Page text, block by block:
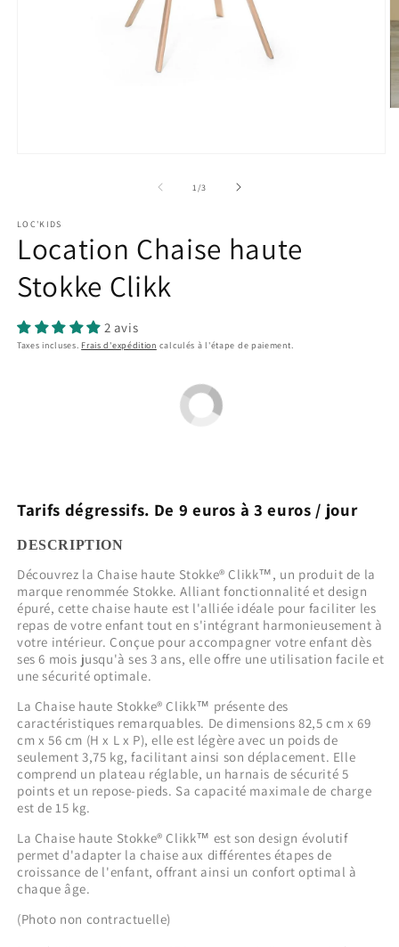
une
fenêtre
modale
1 /de
3
LOC'KIDS
Location Chaise haute
Stokke Clikk
2 avis
Taxes incluses. Frais d'expédition calculés à l'étape de paiement.
Tarifs dégressifs. De 9 euros à 3 euros / jour
DESCRIPTION
Découvrez la Chaise haute Stokke® Clikk™, un produit de la
marque renommée Stokke. Alliant fonctionnalité et design
épuré, cette chaise haute est l'alliée idéale pour faciliter les
repas de votre enfant tout en s'intégrant harmonieusement à
votre intérieur. Conçue pour accompagner votre enfant dès
ses 6 mois jusqu'à ses 3 ans, elle offre une utilisation facile et
une sécurité optimale.
La Chaise haute Stokke® Clikk™ présente des
caractéristiques remarquables. De dimensions 82,5 cm x 69
cm x 56 cm (H x L x P), elle est légère avec un poids de
seulement 3,75 kg, facilitant ainsi son déplacement. Elle
comprend un plateau réglable, un harnais de sécurité 5
points et un repose-pieds. Sa capacité maximale de charge
est de 15 kg.
La Chaise haute Stokke® Clikk™ est son design évolutif
permet d'adapter la chaise aux différentes étapes de
croissance de l'enfant, offrant ainsi un confort optimal à
chaque âge.
(Photo non contractuelle)